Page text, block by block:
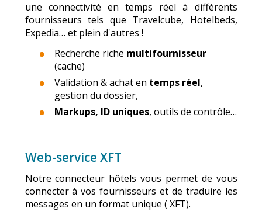
une connectivité en temps réel à différents
fournisseurs tels que Travelcube, Hotelbeds,
Expedia… et plein d'autres !
Recherche riche multifournisseur
(cache)
Validation & achat en temps réel,
gestion du dossier,
Markups, ID uniques, outils de contrôle…
Web-service XFT
Notre connecteur hôtels vous permet de vous
connecter à vos fournisseurs et de traduire les
messages en un format unique ( XFT).